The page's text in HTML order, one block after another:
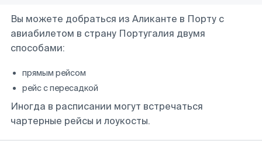
Вы можете добраться из Аликанте в Порту с
авиабилетом в страну Португалия двумя
способами:
прямым рейсом
рейс с пересадкой
Иногда в расписании могут встречаться
чартерные рейсы и лоукосты.